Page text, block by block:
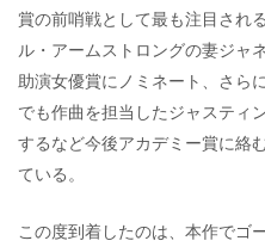
賞の前哨戦として最も注目され
ル・アームストロングの妻ジャ
助演女優賞にノミネート、さら
でも作曲を担当したジャスティ
するなど今後アカデミー賞に絡
ている。
この度到着したのは、本作でゴ